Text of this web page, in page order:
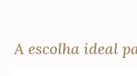
A escolha ideal